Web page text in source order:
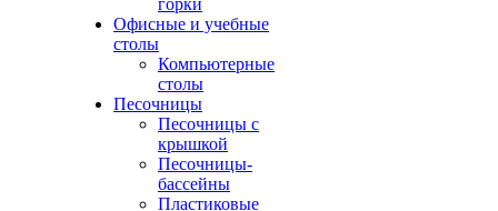
горки
Офисные и учебные
столы
Компьютерные
столы
Песочницы
Песочницы с
крышкой
Песочницы-
бассейны
Пластиковые